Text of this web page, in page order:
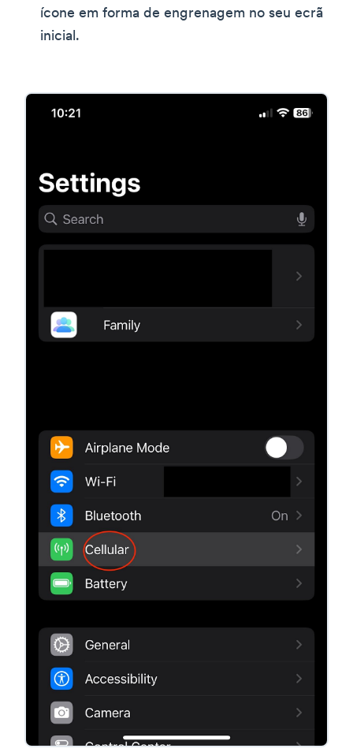
ícone em forma de engrenagem no seu ecrã
inicial.